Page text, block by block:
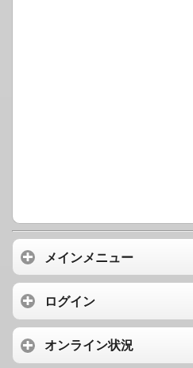
メインメニュー
ログイン
オンライン状況